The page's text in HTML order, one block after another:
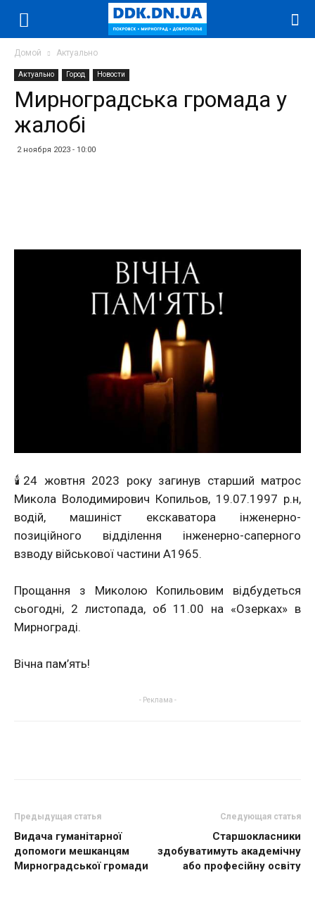
Домой Актуально
Актуально Город Новости
Мирноградська громада у
жалобі
2 ноября 2023 - 10:00
🕯24 жовтня 2023 року загинув старший матрос
Микола Володимирович Копильов, 19.07.1997 р.н,
водій, машиніст екскаватора інженерно-
позиційного відділення інженерно-саперного
взводу військової частини А1965.
Прощання з Миколою Копильовим відбудеться
сьогодні, 2 листопада, об 11.00 на «Озерках» в
Мирнограді.
Вічна пам’ять!
- Реклама -
Предыдущая статья
Видача гуманітарної
допомоги мешканцям
Мирноградської громади
Следующая статья
Старшокласники
здобуватимуть академічну
або професійну освіту